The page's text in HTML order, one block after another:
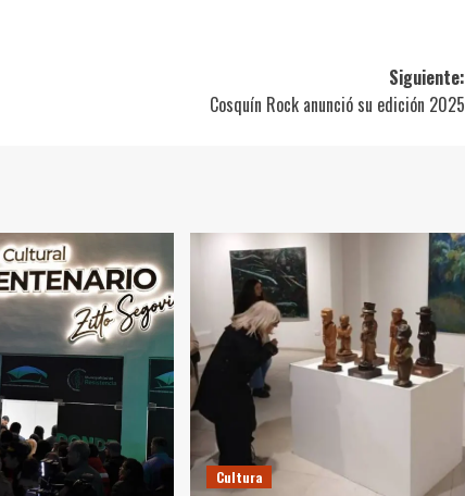
Siguiente:
Cosquín Rock anunció su edición 2025
Cultura